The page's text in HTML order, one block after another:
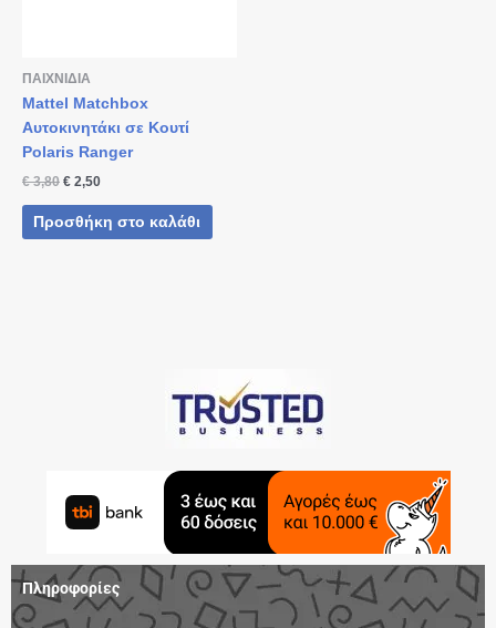
ΠΑΙΧΝΙΔΙΑ
Mattel Matchbox
Αυτοκινητάκι σε Κουτί
Polaris Ranger
€3,80 € 2,50
Προσθήκη στο καλάθι
Πληροφορίες